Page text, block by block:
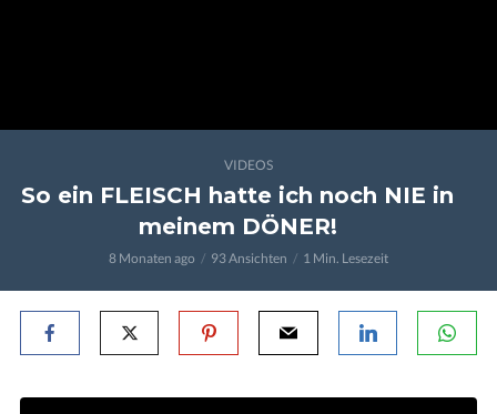
VIDEOS
So ein FLEISCH hatte ich noch NIE in
meinem DÖNER!
8 Monaten ago 93 Ansichten 1 Min. Lesezeit